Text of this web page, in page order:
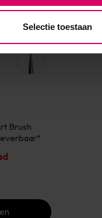
Selectie toestaan
Brush